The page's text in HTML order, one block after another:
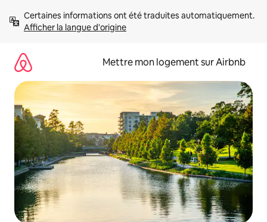
directement
Afficher la langue d'origine
Mettre mon logement sur Airbnb